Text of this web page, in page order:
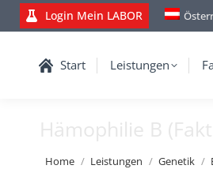
Login Mein LABOR
Start Leistungen
Hämophilie B
You are here:
Home Leistungen Genetik